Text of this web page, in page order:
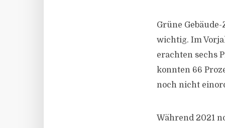
Grüne
wichtig. Im
erachten sechs
konnten 66
noch nicht
Während 2021